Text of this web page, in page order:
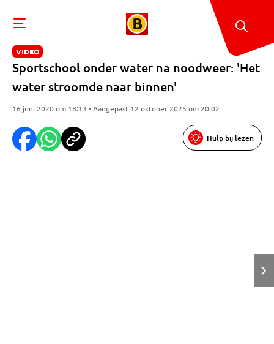
VIDEO
Sportschool onder water na noodweer: 'Het
water stroomde naar binnen'
16 juni 2020 om 18:13 • Aangepast 12 oktober 2025 om 20:02
Hulp bij lezen